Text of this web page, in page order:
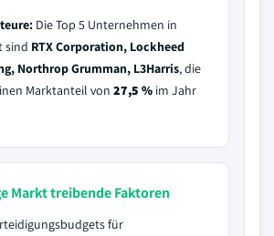
Die Top 5 Unternehmen in
sind RTX Corporation, Lockheed
Northrop Grumman, L3Harris, die
Marktanteil von 27,5 % im Jahr
Markt treibende Faktoren
für